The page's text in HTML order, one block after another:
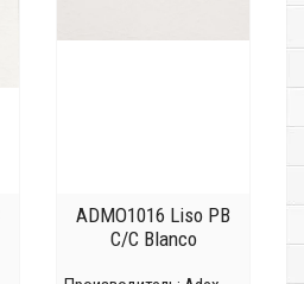
ADMO1016 Liso PB
C/C Blanco